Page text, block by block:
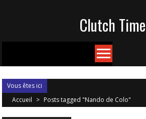
Clutch Time
Vous êtes ici
Accueil > Posts tagged "Nando de Colo"